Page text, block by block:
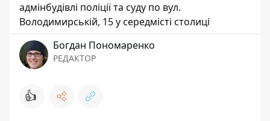
адмінбудівлі поліції та суду по вул.
Володимирській, 15 у середмісті столиці
Богдан Пономаренко
РЕДАКТОР
👍